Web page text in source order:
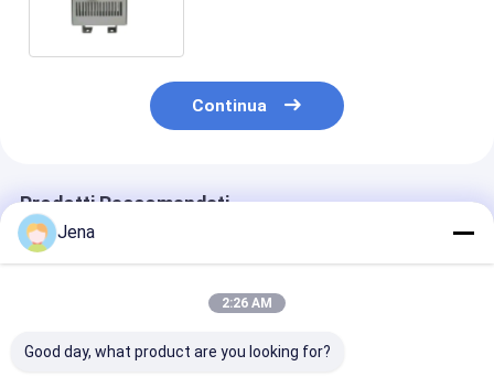
Continua
Prodotti Raccomandati
Jena
2:26 AM
Good day, what product are you looking for?